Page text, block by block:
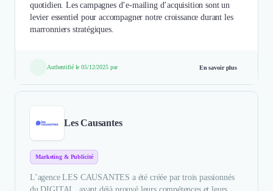
quotidien. Les campagnes d’e-mailing d’acquisition sont un
levier essentiel pour accompagner notre croissance durant les
marronniers stratégiques.
Authentifié le 05/12/2025 par En savoir plus
Les Causantes
Marketing & Publicité
L’agence LES CAUSANTES a été créée par trois passionnés